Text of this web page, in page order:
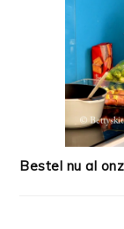
Bestel nu al